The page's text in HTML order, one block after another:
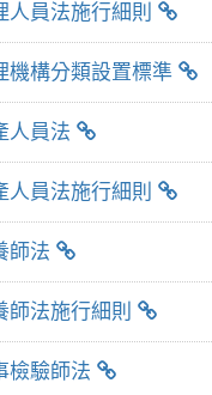
人員法施行細則
機構分類設置標準
人員法
人員法施行細則
師法
師法施行細則
檢驗師法